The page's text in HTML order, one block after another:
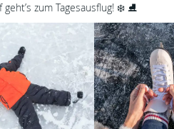
zum Tagesausflug! ❄️ ⛸️